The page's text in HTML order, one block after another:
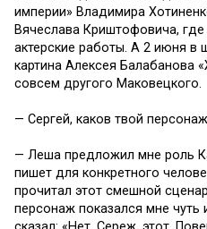
империи» Владимира
Вячеслава Криштофовича,
актерские работы. А 2 июня в
картина Алексея Балабанова
совсем другого Маковецкого.
— Сергей, каков твой
— Леша предложил мне роль
пишет для конкретного
прочитал этот смешной
персонаж показался мне чуть